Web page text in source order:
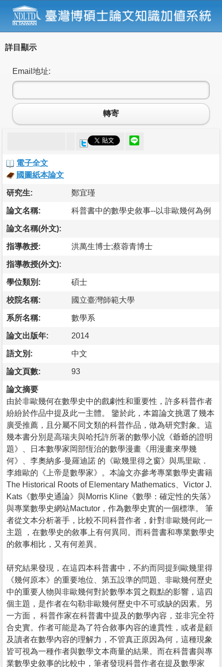
詳目顯示
Email地址:
轉寄
電子全文
國圖紙本論文
研究生: 鄭宜瑾
論文名稱: 科普書中的數學史敘事--以非歐幾何為例
論文名稱(外文):
指導教授: 洪萬生博士;蔡蓉青博士
指導教授(外文):
學位類別: 碩士
校院名稱: 國立臺灣師範大學
系所名稱: 數學系
論文出版年: 2014
語文別: 中文
論文頁數: 93
論文摘要
由於非歐幾何在數學史中的戲劇性和重要性，許多科普作者
紛紛於作品中提及此一主體。 鑒於此，本篇論文挑選了幾本
廣受推薦，且分屬不同文類的科普作品，做為研究對象。這
幾本書分別是高瑞夫與哈托許所著的數學小說《爺爺的證明
題》、日本數學家岡部恆治的數學漫畫《用漫畫來學幾
何》、李奧納多‧曼羅迪諾 的《歐幾里得之窗》與馬里歐．
李維歐的《上帝是數學家》。本論文亦參考專業數學史書籍
The Historical Roots of Elementary Mathematics、Victor J.
Kats《數學史通論》與Morris Kline《數學：確定性的失落》
與專業數學史網站Mactutor，作為數學史實的一個標準。 筆
者從文本分析著手，比較不同科普作者，針對非歐幾何此一
主題 ，在數學史的敘事上有何異同。而科普書和專業數學史
的敘事相比，又有何差異。
研究結果發現，在這四本科普書中，不約而同提到歐幾里得
《幾何原本》的重要地位、第五設準的問題、非歐幾何歷史
中的重要人物與非歐幾何對於數學本質之觀點的影響，這四
個主題，是作者在勾勒非歐幾何歷史中不可或缺的因素。另
一方面， 科普作家在科普書中提及的數學內容，並非完全符
合史實。作者可能是為了符合敘事內容的連貫性，或者是顧
及讀者在數學內容的理解力，不管真正原因為何，這種現象
皆可視為一種作者與數學文本商量的結果。而在科普書與專
業數學史敘事的比較中，筆者發現科普作者在提及數學家